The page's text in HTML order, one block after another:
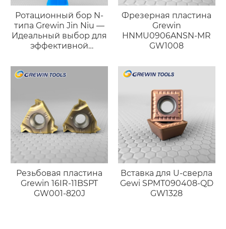
Ротационный бор N-
типа Grewin Jin Niu —
Идеальный выбор для
эффективной
Фрезерная пластина
Grewin
HNMU0906ANSN-MR
GW1008
Резьбовая пластина
Grewin 16IR-11BSPT
GW001-820J
Вставка для U-сверла
Gewi SPMT090408-QD
GW1328